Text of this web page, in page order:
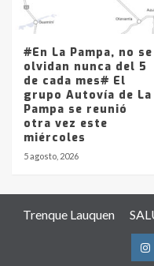
#En La Pampa, no se
olvidan nunca del 5
de cada mes# El
grupo Autovía de La
Pampa se reunió
otra vez este
miércoles
5 agosto, 2026
Trenque Lauquen